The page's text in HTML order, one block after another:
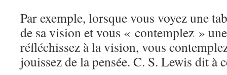
Par exemple, lorsque vous voyez une
de sa vision et vous « contemplez »
réfléchissez à la vision, vous
jouissez de la pensée. C. S. Lewis dit à